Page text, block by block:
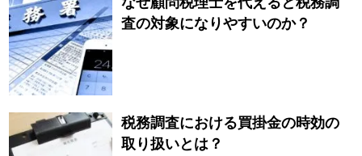
査の対象になりやすいのか？
税務調査における買掛金の時効の
取り扱いとは？